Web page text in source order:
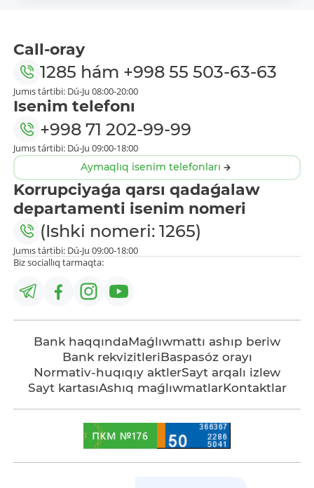
Call-oray
1285 hám +998 55 503-63-63
Jumıs tártibi: Dú-Ju 08:00-20:00
Isenim telefonı
+998 71 202-99-99
Jumıs tártibi: Dú-Ju 09:00-18:00
Aymaqlıq isenim telefonları
Korrupciyaǵa qarsı qadaǵalaw
departamenti isenim nomeri
(Ishki nomeri: 1265)
Jumıs tártibi: Dú-Ju 09:00-18:00
Biz sociallıq tarmaqta:
Bank haqqındaMaǵlıwmattı ashıp beriw
Bank rekvizitleriBaspasóz orayı
Normativ-huqıqıy aktlerSayt arqalı izlew
Sayt kartasıAshıq maǵlıwmatlarKontaktlar